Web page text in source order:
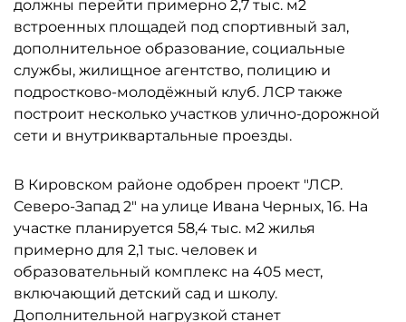
должны перейти примерно 2,7 тыс. м2
встроенных площадей под спортивный зал,
дополнительное образование, социальные
службы, жилищное агентство, полицию и
подростково-молодёжный клуб. ЛСР также
построит несколько участков улично-дорожной
сети и внутриквартальные проезды.
В Кировском районе одобрен проект "ЛСР.
Северо-Запад 2" на улице Ивана Черных, 16. На
участке планируется 58,4 тыс. м2 жилья
примерно для 2,1 тыс. человек и
образовательный комплекс на 405 мест,
включающий детский сад и школу.
Дополнительной нагрузкой станет